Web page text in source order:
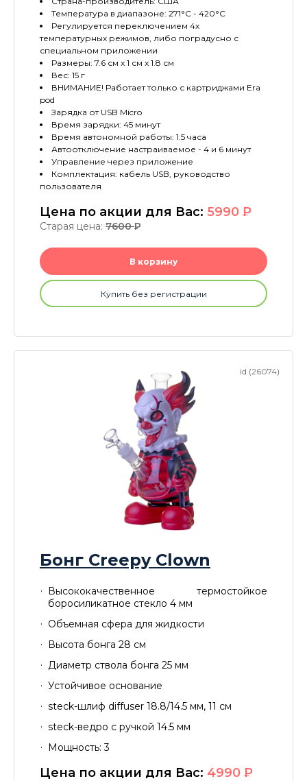
Температура в диапазоне: 271°C - 420°C
Регулируется переключением 4х
температурных режимов, либо поградусно с
специальном приложении
Размеры: 7.6 см x 1 см x 1.8 см
Вес: 15 г
ВНИМАНИЕ! Работает только с картриджами Era
pod
Зарядка от USB Micro
Время зарядки: 45 минут
Время автономной работы: 1.5 часа
Автоотключение настраиваемое - 4 и 6 минут
Управление через приложение
Комплектация: кабель USB, руководство
пользователя
Цена по акции для Вас: 5990 P
Старая цена: 7600P
В корзину
Купить без регистрации
id (26074)
Бонг Creepy Clown
Высококачественное термостойкое
боросиликатное стекло 4 мм
Объемная сфера для жидкости
Высота бонга 28 см
Диаметр ствола бонга 25 мм
Устойчивое основание
steck-шлиф diffuser 18.8/14.5 мм, 11 см
steck-ведро с ручкой 14.5 мм
Мощность: 3
Цена по акции для Вас: 4990 P